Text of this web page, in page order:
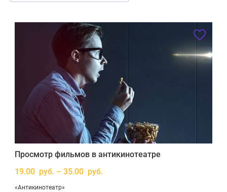
Просмотр фильмов в антикинотеатре
19.00 руб. – 35.00 руб.
«Антикинотеатр»